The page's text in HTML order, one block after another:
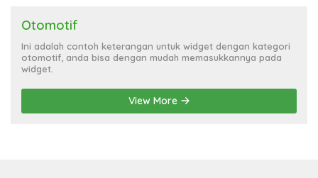
Otomotif
Ini adalah contoh keterangan untuk widget dengan kategori
otomotif, anda bisa dengan mudah memasukkannya pada
widget.
View More